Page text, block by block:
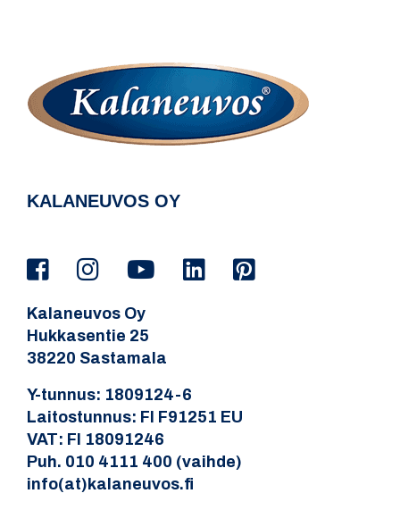
KALANEUVOS OY
Kalaneuvos Oy
Hukkasentie 25
38220 Sastamala
Y-tunnus: 1809124-6
Laitostunnus: FI F91251 EU
VAT: FI 18091246
Puh. 010 4111 400 (vaihde)
info(at)kalaneuvos.fi